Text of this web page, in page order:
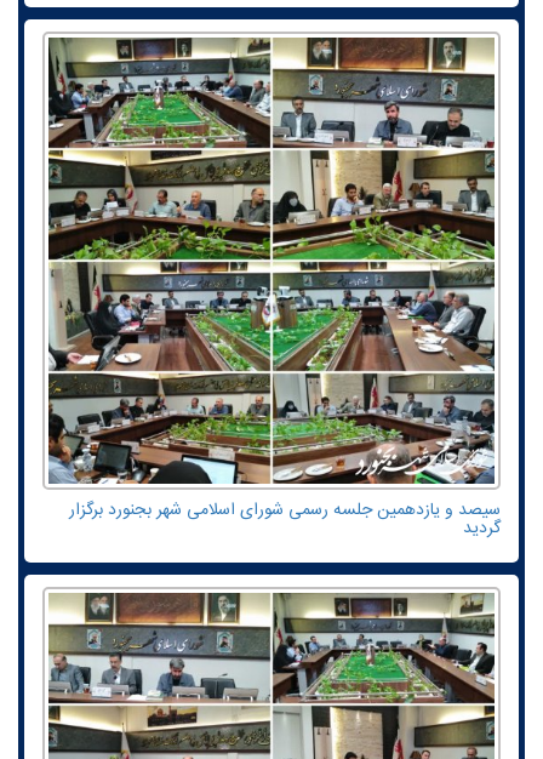
سیصد و یازدهمین جلسه رسمی شورای اسلامی شهر بجنورد برگزار
گردید